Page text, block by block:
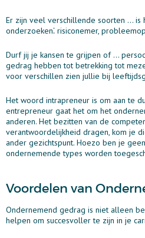
Er zijn veel verschillende soorten ...
onderzoeken⁚ risiconemer,
Durf jij je kansen te grijpen of ...
gedrag hebben tot betrekking tot
voor verschillen zien jullie bij
Het woord intrapreneur is om aan te
entrepreneur gaat het om het
anderen. Het bezitten van de
verantwoordelijkheid dragen, kom je
ander gezichtspunt. Hoezo ben je
ondernemende types worden
Voordelen van
Ondernemend gedrag is niet alleen
helpen om succesvoller te zijn in je